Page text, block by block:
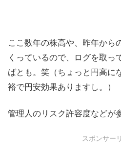
ここ数年の株高や、昨年から
くっているので、ログを取っ
ばとも。笑（ちょっと円高に
裕で円安効果ありますし。）
管理人のリスク許容度などが
スポンサー